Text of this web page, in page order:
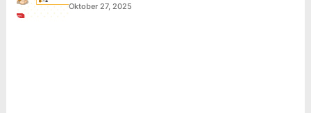
Oktober 27, 2025